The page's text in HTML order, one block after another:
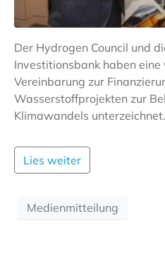
Der Hydrogen Council und
Investitionsbank haben
Vereinbarung zur
Wasserstoffprojekten zur
Klimawandels unterzeichnet.
Lies weiter
Medienmitteilung